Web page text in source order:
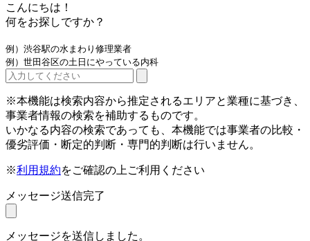
こんにちは！
何をお探しですか？
例）渋谷駅の水まわり修理業者
例）世田谷区の土日にやっている内科
※本機能は検索内容から推定されるエリアと業種に基づき、
事業者情報の検索を補助するものです。
いかなる内容の検索であっても、本機能では事業者の比較・
優劣評価・断定的判断・専門的判断は行いません。
※利用規約をご確認の上ご利用ください
メッセージ送信完了
メッセージを送信しました。